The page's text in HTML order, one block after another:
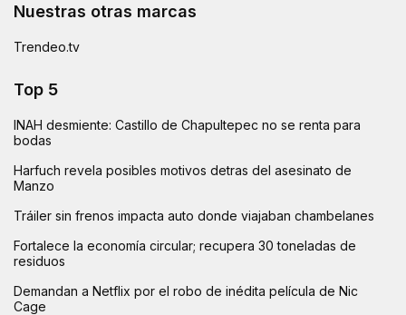
Nuestras otras marcas
Trendeo.tv
Top 5
INAH desmiente: Castillo de Chapultepec no se renta para
bodas
Harfuch revela posibles motivos detras del asesinato de
Manzo
Tráiler sin frenos impacta auto donde viajaban chambelanes
Fortalece la economía circular; recupera 30 toneladas de
residuos
Demandan a Netflix por el robo de inédita película de Nic
Cage